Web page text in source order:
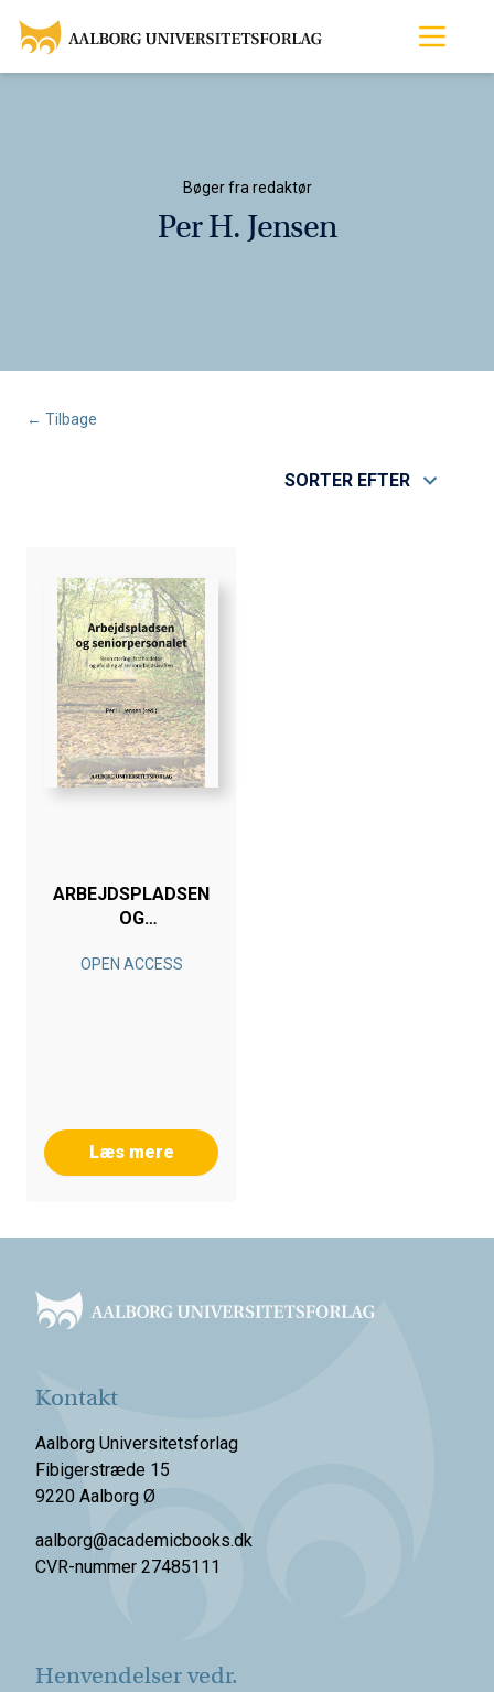
Bøger fra redaktør
Per H. Jensen
← Tilbage
SORTER EFTER
ARBEJDSPLADSEN
OG
OPEN ACCESS
Læs mere
Kontakt
Aalborg Universitetsforlag
Fibigerstræde 15
9220 Aalborg Ø
aalborg@academicbooks.dk
CVR-nummer 27485111
Henvendelser vedr.